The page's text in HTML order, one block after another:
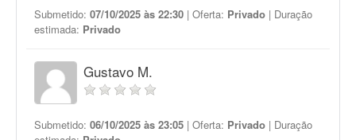
Submetido: 07/10/2025 às 22:30 | Oferta: Privado | Duração
estimada: Privado
Gustavo M.
Submetido: 06/10/2025 às 23:05 | Oferta: Privado | Duração